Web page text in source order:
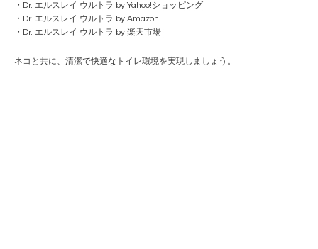
・ Dr. エルスレイ ウルトラ by Yahoo!ショッピング
・ Dr. エルスレイ ウルトラ by Amazon
・ Dr. エルスレイ ウルトラ by 楽天市場
ネコと共に、清潔で快適なトイレ環境を実現しましょう。